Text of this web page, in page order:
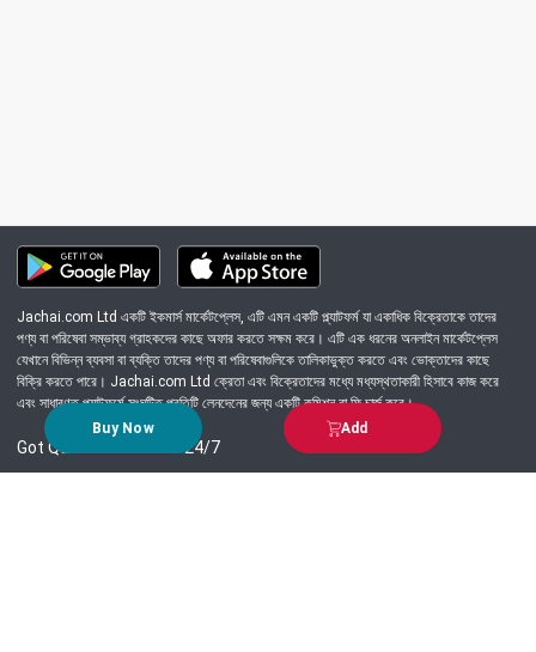
Buy Now Add
Jachai.com Ltd একটি ইকমার্স মার্কেটপ্লেস, এটি এমন একটি প্ল্যাটফর্ম যা একাধিক বিক্রেতাকে তাদের
পণ্য বা পরিষেবা সম্ভাব্য গ্রাহকদের কাছে অফার করতে সক্ষম করে। এটি এক ধরনের অনলাইন মার্কেটপ্লেস
যেখানে বিভিন্ন ব্যবসা বা ব্যক্তি তাদের পণ্য বা পরিষেবাগুলিকে তালিকাভুক্ত করতে এবং ভোক্তাদের কাছে
বিক্রি করতে পারে। Jachai.com Ltd ক্রেতা এবং বিক্রেতাদের মধ্যে মধ্যস্থতাকারী হিসাবে কাজ করে
এবং সাধারণত প্ল্যাটফর্মে সংঘটিত প্রতিটি লেনদেনের জন্য একটি কমিশন বা ফি চার্জ করে।
Got Question? Call us 24/7